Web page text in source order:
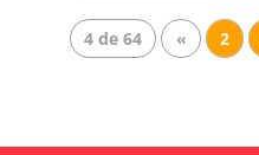
4 de 64 « 2